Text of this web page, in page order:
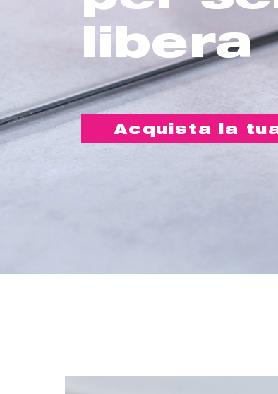
libera
Acquista la